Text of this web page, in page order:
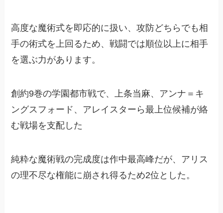
高度な魔術式を即応的に扱い、攻防どちらでも相
手の術式を上回るため、戦闘では順位以上に相手
を選ぶ力があります。
創約9巻の学園都市戦で、上条当麻、アンナ＝キ
ングスフォード、アレイスターら最上位候補が絡
む戦場を支配した
純粋な魔術戦の完成度は作中最高峰だが、アリス
の理不尽な権能に崩され得るため2位とした。